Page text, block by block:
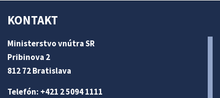
KONTAKT
Ministerstvo vnútra SR
Pribinova 2
812 72 Bratislava
Telefón: +421 2 5094 1111